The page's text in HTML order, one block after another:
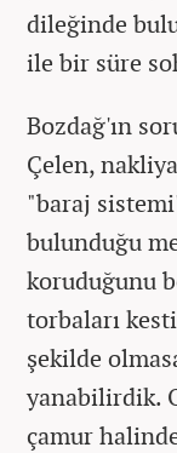
dileğinde
ile bir süre
Bozdağ'ın
Çelen,
"baraj
bulunduğu
koruduğunu
torbaları
şekilde
yanabilirdik.
çamur